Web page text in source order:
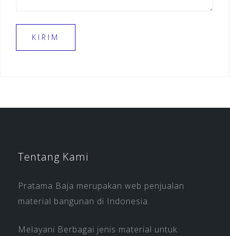
Tentang Kami
Pratama Baja merupakan web penjualan
material bangunan di Indonesia.
Melayani Berbagai jenis material untuk